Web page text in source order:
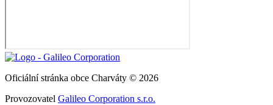
Oficiální stránka obce Charváty © 2026
Provozovatel Galileo Corporation s.r.o.